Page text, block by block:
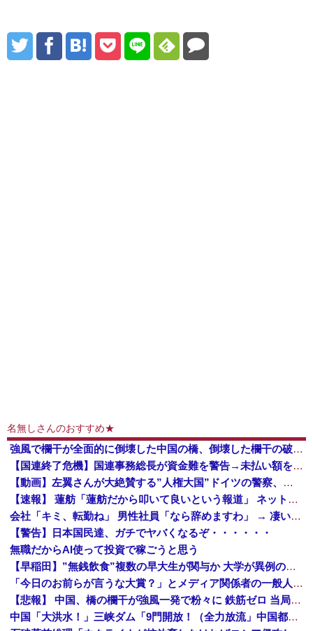
名無しさんのおすすめ★
強風で欄干が全面的に倒壊した中国の橋、倒壊した欄干の破片を調べると凄まじい事実が発覚して……
【国連終了危機】国連事務総長が資金難を警告→未払い額を見た世界3位負担の日本側から厳しい声→では誰が払っていないのか言え
【動画】左翼さんが大絶賛する”人権大国”ドイツの警察、極左活動家への「人道的対処」が力強すぎるとネットで話題に → ｗｗｗｗｗｗｗｗ
【速報】 蓮舫「蓮舫だから叩いて良いという報道」 ネット「高市だから叩いて良いをやってるのがお前だろ」
会社「キミ、転勤ね」 男性社員「なら辞めますわ」 → 凄いことになるｗｗｗｗｗｗ
【警告】日本国民達、ガチでヤバくなるぞ・・・・・・
無職だからAI使って投資で稼ごうと思う
【早稲田】”無銭飲食”複数の早大生が関与か 大学が異例の注意喚起
「今日のお前らが言うな大賞？」とメディア関係者の一般人への苦言にツッコミ殺到、被災地の避難所でカメラまわすのは……
【悲報】 中国、橋の欄干が強風一発で粉々に 鉄筋ゼロ 当局「接着剤でくっつけただけ」「正常で、品質問題はない」
中国「大洪水！」三峡ダム「9門開放！（全力放流」中国都市「三峡沿線の道路水没」中国政府「高速道路封鎖！」中国ダム「緊急放流に合わせて開門（土砂崩れ発生」→